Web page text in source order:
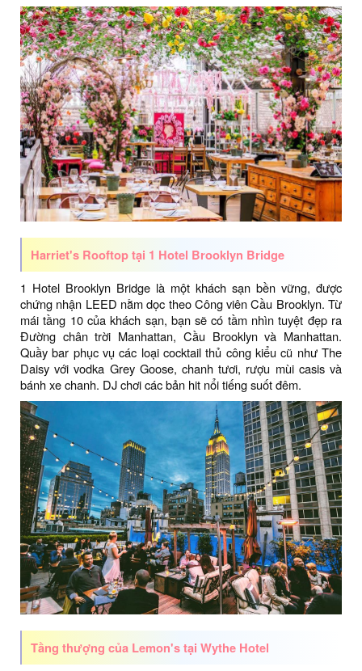
Harriet's Rooftop tại 1 Hotel Brooklyn Bridge
1 Hotel Brooklyn Bridge là một khách sạn bền vững, được
chứng nhận LEED nằm dọc theo Công viên Cầu Brooklyn. Từ
mái tầng 10 của khách sạn, bạn sẽ có tầm nhìn tuyệt đẹp ra
Đường chân trời Manhattan, Cầu Brooklyn và Manhattan.
Quầy bar phục vụ các loại cocktail thủ công kiểu cũ như The
Daisy với vodka Grey Goose, chanh tươi, rượu mùi casis và
bánh xe chanh. DJ chơi các bản hit nổi tiếng suốt đêm.
Tầng thượng của Lemon's tại Wythe Hotel